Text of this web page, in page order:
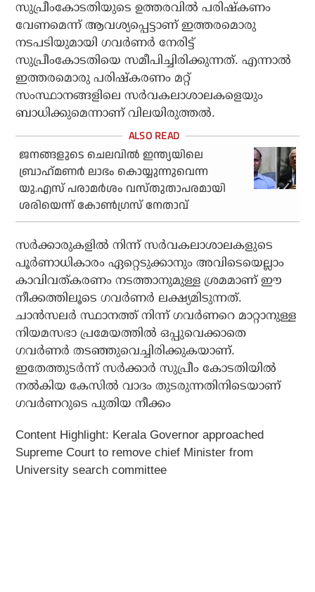
സുപ്രീംകോടതിയുടെ ഉത്തരവില്‍ പരിഷ്‌കണം
വേണമെന്ന് ആവശ്യപ്പെട്ടാണ് ഇത്തരമൊരു
നടപടിയുമായി ഗവര്‍ണര്‍ നേരിട്ട്
സുപ്രീംകോടതിയെ സമീപിച്ചിരിക്കുന്നത്. എന്നാല്‍
ഇത്തരമൊരു പരിഷ്‌കരണം മറ്റ്
സംസ്ഥാനങ്ങളിലെ സര്‍വകലാശാലകളെയും
ബാധിക്കുമെന്നാണ് വിലയിരുത്തല്‍.
ജനങ്ങളുടെ ചെലവില്‍ ഇന്ത്യയിലെ
ബ്രാഹ്‌മണര്‍ ലാഭം കൊയ്യുന്നുവെന്ന
യു.എസ് പരാമര്‍ശം വസ്തുതാപരമായി
ശരിയെന്ന് കോണ്‍ഗ്രസ് നേതാവ്
സര്‍ക്കാരുകളില്‍ നിന്ന് സര്‍വകലാശാലകളുടെ
പൂര്‍ണാധികാരം ഏറ്റെടുക്കാനും അവിടെയെല്ലാം
കാവിവത്കരണം നടത്താനുമുള്ള ശ്രമമാണ് ഈ
നീക്കത്തിലൂടെ ഗവര്‍ണര്‍ ലക്ഷ്യമിടുന്നത്.
ചാന്‍സലര്‍ സ്ഥാനത്ത് നിന്ന് ഗവര്‍ണറെ മാറ്റാനുള്ള
നിയമസഭാ പ്രമേയത്തില്‍ ഒപ്പുവെക്കാതെ
ഗവര്‍ണര്‍ തടഞ്ഞുവെച്ചിരിക്കുകയാണ്.
ഇതേത്തുടര്‍ന്ന് സര്‍ക്കാര്‍ സുപ്രീം കോടതിയില്‍
നല്‍കിയ കേസില്‍ വാദം തുടരുന്നതിനിടെയാണ്
ഗവര്‍ണറുടെ പുതിയ നീക്കം
Content Highlight: Kerala Governor approached
Supreme Court to remove chief Minister from
University search committee